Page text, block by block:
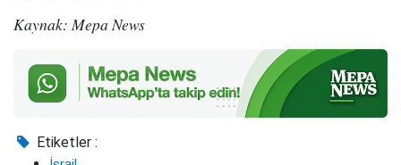
Kaynak: Mepa News
Etiketler :